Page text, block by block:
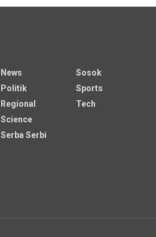
News
Politik
Regional
Science
Serba Serbi
Sosok
Sports
Tech